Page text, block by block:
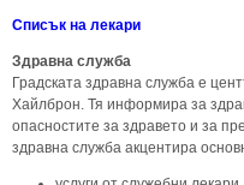
Списък на лекари
Здравна служба
Градската здравна служба е
Хайлброн. Тя информира за
опасностите за здравето и за
здравна служба акцентира